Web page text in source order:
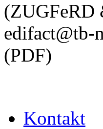
(ZUGFeRD
edifact@tb-
(PDF)
Kontakt